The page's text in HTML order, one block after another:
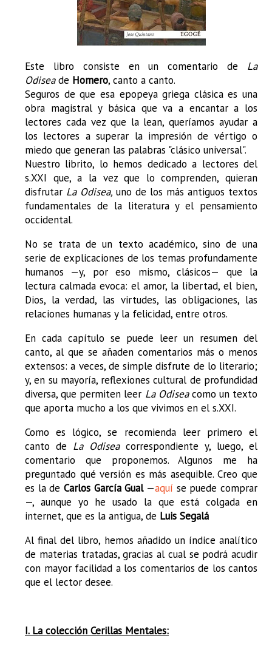
Este libro consiste en un comentario de La
Odiseade Homero, canto a canto.
Seguros de que esa epopeya griega clásica es una
obra magistral y básica que va a encantar a los
lectores cada vez que la lean, queríamos ayudar a
los lectores a superar la impresión de vértigo o
miedo que generan las palabras "clásico universal".
Nuestro librito, lo hemos dedicado a lectores del
s.XXI que, a la vez que lo comprenden, quieran
disfrutar La Odisea, uno de los más antiguos textos
fundamentales de la literatura y el pensamiento
occidental.
No se trata de un texto académico, sino de una
serie de explicaciones de los temas profundamente
humanos —y, por eso mismo, clásicos— que la
lectura calmada evoca: el amor, la libertad, el bien,
Dios, la verdad, las virtudes, las obligaciones, las
relaciones humanas y la felicidad, entre otros.
En cada capítulo se puede leer un resumen del
canto, al que se añaden comentarios más o menos
extensos: a veces, de simple disfrute de lo literario;
y, en su mayoría, reflexiones cultural de profundidad
diversa, que permiten leer La Odiseacomo un texto
que aporta mucho a los que vivimos en el s.XXI.
Como es lógico, se recomienda leer primero el
canto de La Odiseacorrespondiente y, luego, el
comentario que proponemos. Algunos me ha
preguntado qué versión es más asequible. Creo que
es la de Carlos García Gual—aquí se puede comprar
—, aunque yo he usado la que está colgada en
internet, que es la antigua, de Luis Segalá
Al final del libro, hemos añadido un índice analítico
de materias tratadas, gracias al cual se podrá acudir
con mayor facilidad a los comentarios de los cantos
que el lector desee.
I. La colección Cerillas Mentales: